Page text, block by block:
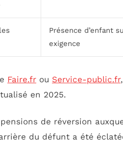
Présence d’enfant
exigence
Faire.fr ou Service-public.fr
en 2025.
de réversion
du défunt a été